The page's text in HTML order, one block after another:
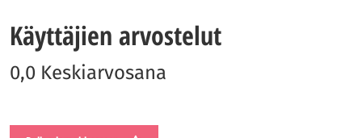
Käyttäjien arvostelut
0,0 Keskiarvosana